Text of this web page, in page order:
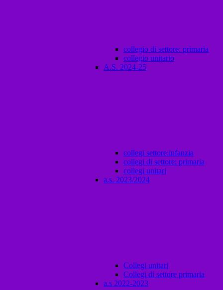
collegio di settore: primaria
collegio unitario
A.S. 2024-25
collegi settore:infanzia
collegi di settore: primaria
collegi unitari
a.s. 2023/2024
Collegi unitari
Collegi di settore primaria
a.s 2022-2023